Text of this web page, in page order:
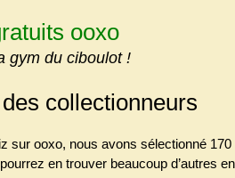
ooxo
gym du ciboulot !
collectionneurs
sur ooxo, nous avons sélectionné
en trouver beaucoup d’autres